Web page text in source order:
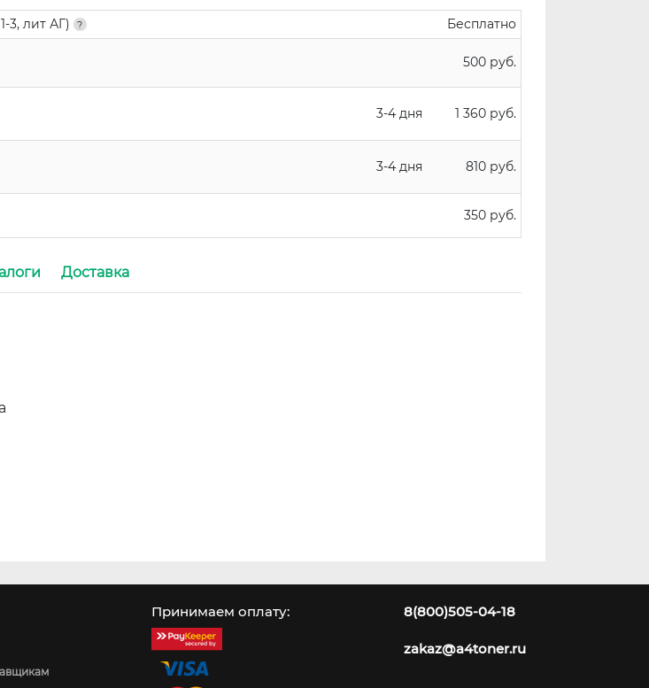
3, лит АГ)
Бесплатно
500 руб.
3-4 дня 1 360 руб.
3-4 дня 810 руб.
350 руб.
Доставка
Принимаем оплату: 8(800)505-04-18
zakaz@a4toner.ru